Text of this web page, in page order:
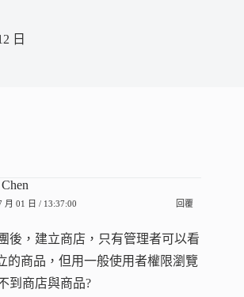
日
月 01 日 / 13:37:00 回覆
後，建立商店，只有管理者可以看
的商品，但用一般使用者權限瀏覽
到商店與商品?